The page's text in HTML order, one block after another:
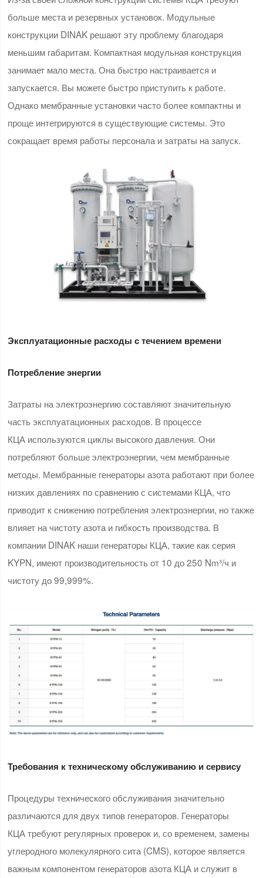
больше места и резервных установок. Модульные
конструкции DINAK решают эту проблему благодаря
меньшим габаритам. Компактная модульная конструкция
занимает мало места. Она быстро настраивается и
запускается. Вы можете быстро приступить к работе.
Однако мембранные установки часто более компактны и
проще интегрируются в существующие системы. Это
сокращает время работы персонала и затраты на запуск.
Эксплуатационные расходы с течением времени
Потребление энергии
Затраты на электроэнергию составляют значительную
часть эксплуатационных расходов. В процессе
КЦА используются циклы высокого давления. Они
потребляют больше электроэнергии, чем мембранные
методы. Мембранные генераторы азота работают при более
низких давлениях по сравнению с системами КЦА, что
приводит к снижению потребления электроэнергии, но также
влияет на чистоту азота и гибкость производства. В
компании DINAK наши генераторы КЦА, такие как серия
KYPN, имеют производительность от 10 до 250 Nm³/ч и
чистоту до 99,999%.
Требования к техническому обслуживанию и сервису
Процедуры технического обслуживания значительно
различаются для двух типов генераторов. Генераторы
КЦА требуют регулярных проверок и, со временем, замены
углеродного молекулярного сита (CMS), которое является
важным компонентом генераторов азота КЦА и служит в